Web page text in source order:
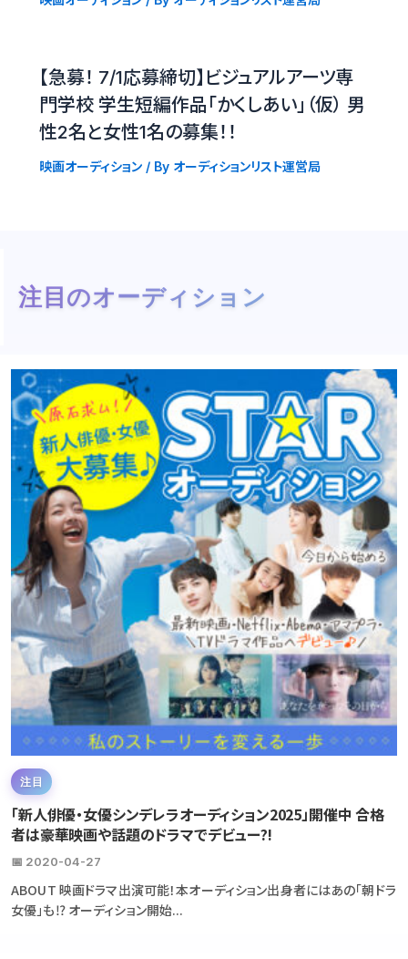
【急募！ 7/1応募締切】ビジュアルアーツ専
門学校 学生短編作品「かくしあい」（仮） 男
性2名と女性1名の募集！！
映画オーディション/ By オーディションリスト運営局
注目のオーディション
注目
「新人俳優・女優シンデレラオーディション2025」開催中 合格
者は豪華映画や話題のドラマでデビュー?!
📅 2020-04-27
ABOUT 映画ドラマ出演可能！本オーディション出身者にはあの「朝ドラ
女優」も⁉ オーディション開始...